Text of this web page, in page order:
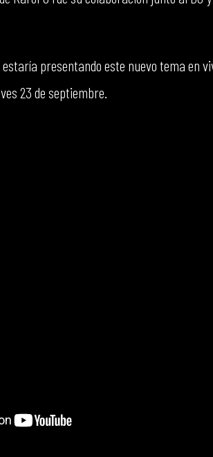
presentando este nuevo tema en
23 de septiembre.